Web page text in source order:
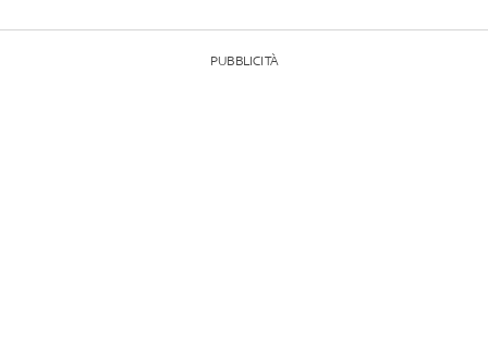
PUBBLICITÀ